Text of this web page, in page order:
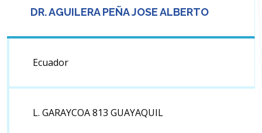
DR. AGUILERA PEÑA JOSE ALBERTO
Ecuador
L. GARAYCOA 813 GUAYAQUIL